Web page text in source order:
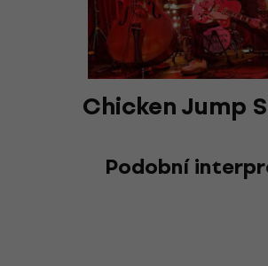
Chicken Jump
Podobní